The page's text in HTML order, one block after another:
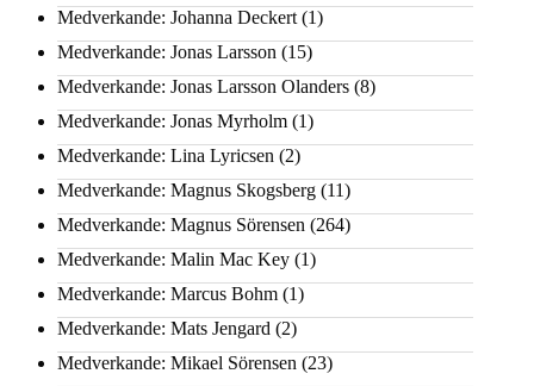
Medverkande: Johanna Deckert (1)
Medverkande: Jonas Larsson (15)
Medverkande: Jonas Larsson Olanders (8)
Medverkande: Jonas Myrholm (1)
Medverkande: Lina Lyricsen (2)
Medverkande: Magnus Skogsberg (11)
Medverkande: Magnus Sörensen (264)
Medverkande: Malin Mac Key (1)
Medverkande: Marcus Bohm (1)
Medverkande: Mats Jengard (2)
Medverkande: Mikael Sörensen (23)